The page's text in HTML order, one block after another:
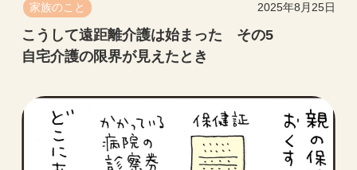
家族のこと 2025年8月25日
こうして遠距離介護は始まった その5
自宅介護の限界が見えたとき